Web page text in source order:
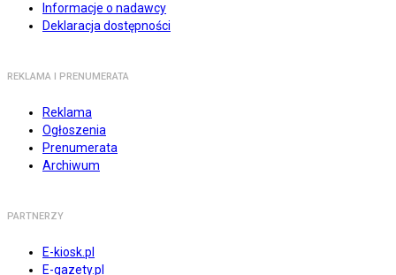
Informacje o nadawcy
Deklaracja dostępności
REKLAMA I PRENUMERATA
Reklama
Ogłoszenia
Prenumerata
Archiwum
PARTNERZY
E-kiosk.pl
E-gazety.pl